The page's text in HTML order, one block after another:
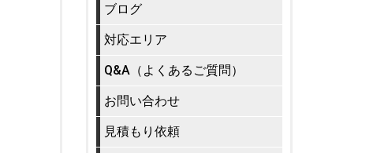
ブログ
対応エリア
Q&A（よくあるご質問）
お問い合わせ
見積もり依頼